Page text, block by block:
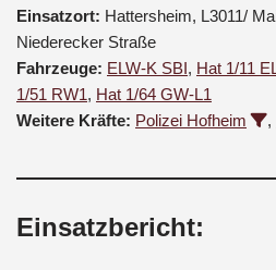
Einsatzort: Hattersheim, L3011/
Niederecker Straße
Fahrzeuge: ELW-K SBI, Hat 1/11
1/51 RW1, Hat 1/64 GW-L1
Weitere Kräfte: Polizei Hofheim ,
Einsatzbericht: